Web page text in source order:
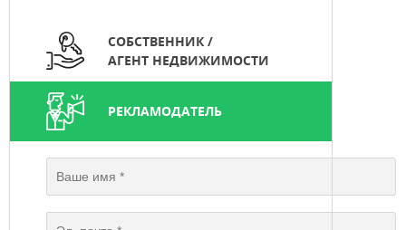
СОБСТВЕННИК /
АГЕНТ НЕДВИЖИМОСТИ
РЕКЛАМОДАТЕЛЬ